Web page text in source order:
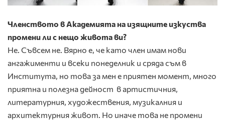
Членството в Академията на изящни­те изкуства
промени ли с нещо живо­та ви?
Не. Съвсем не. Вярно е, че като член имам нови
ангажименти и всеки понеделник и сряда съм в
Института, но това за мен е приятен момент, много
приятна и полезна дейност в артистичния,
литературния, художествения, музикалния и
архитектурния живот. Но иначе това не промени